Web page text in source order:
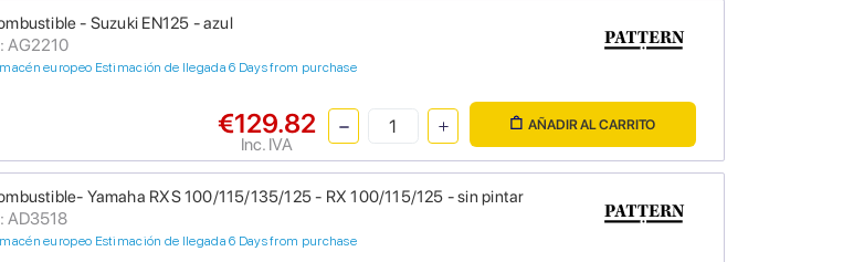
- Suzuki EN125 - azul
AG2210
europeo Estimación de llegada 6 Days from purchase
€129.82
Inc. IVA
AÑADIR AL CARRITO
Yamaha RXS 100/115/135/125 - RX 100/115/125 - sin pintar
AD3518
europeo Estimación de llegada 6 Days from purchase